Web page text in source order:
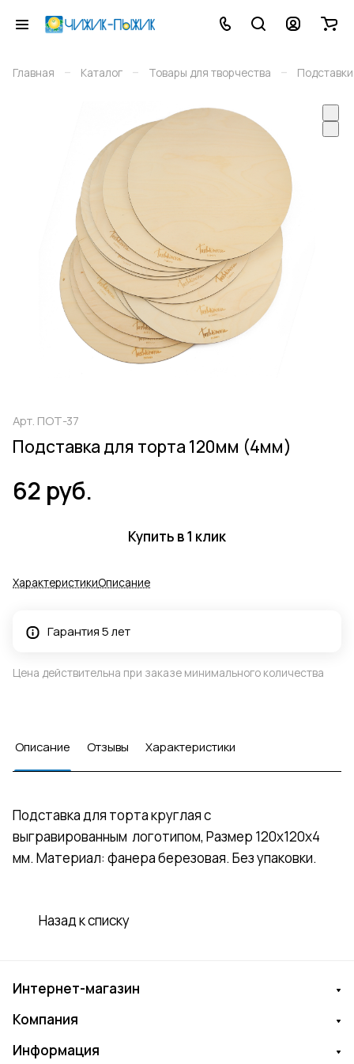
Главная – Каталог – Товары для творчества –
Арт. ПОТ-37
Подставка для торта 120мм (4мм)
62 руб.
Купить в 1 клик
ХарактеристикиОписание
Гарантия 5 лет
Цена действительна при заказе минимального количества
Описание Отзывы Характеристики
Подставка для торта круглая с
выгравированным логотипом, Размер 120х120х4
мм. Материал: фанера березовая. Без упаковки.
Назад к списку
Интернет-магазин
Компания
Информация